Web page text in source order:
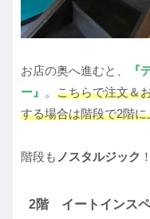
お店の奥へ進むと、
『
ー』 。 こちらで注文＆
する場合は階段で2階
階段も ノスタルジック ！
2階 イートインス